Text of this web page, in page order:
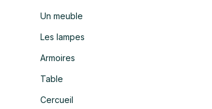
Un meuble
Les lampes
Armoires
Table
Cercueil